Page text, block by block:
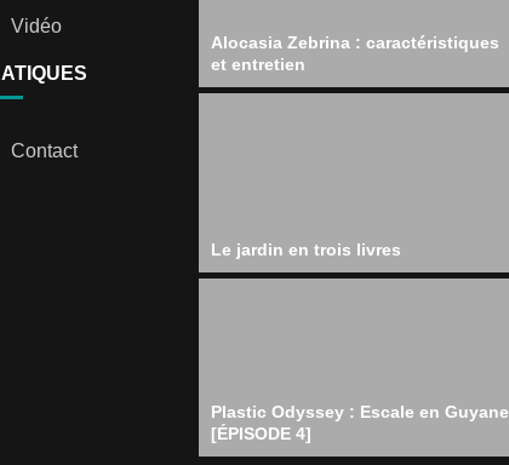
Vidéo
Contact
Alocasia Zebrina : caractéristiques
et entretien
Le jardin en trois livres
Plastic Odyssey : Escale en Guyane
[ÉPISODE 4]